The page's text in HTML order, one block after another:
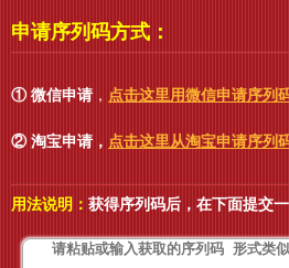
申请序列码方式：
① 微信申请 ， 点击这里用微信申请序列
② 淘宝申请 ， 点击这里从淘宝申请序列
用法说明： 获得序列码后，在下面提交